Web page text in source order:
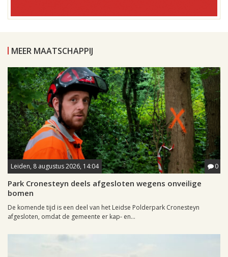
MEER MAATSCHAPPIJ
Leiden, 8 augustus 2026, 14:04 0
Park Cronesteyn deels afgesloten wegens onveilige
bomen
De komende tijd is een deel van het Leidse Polderpark Cronesteyn
afgesloten, omdat de gemeente er kap- en...